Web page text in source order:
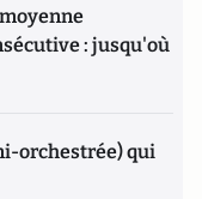
: jusqu'où
orchestrée) qui